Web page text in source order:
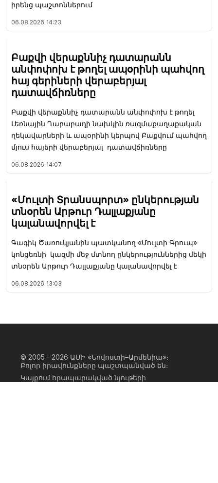
իրենց պաշտոններում
06.08.2026 14:23
Բաքվի վերաքննիչ դատարանն
անփոփոխ է թողել ապօրինի պահվող
հայ գերիների վերաբերյալ
դատավճիռները
Բաքվի վերաքննիչ դատարանն անփոփոխ է թողել
Լեռնային Ղարաբաղի նախկին ռազմաքաղաքական
ղեկավարների և ապօրինի կերպով Բաքվում պահվող
մյուս հայերի վերաբերյալ դատավճիռները
06.08.2026 14:07
«Մուլտի Տրանսպորտ» ընկերության
տնօրեն Արթուր Դալլաքյանը
կալանավորվել է
Գագիկ Ծառուկյանին պատկանող «Մուլտի Գրուպ»
կոնցեռնի կազմի մեջ մտնող ընկերություններից մեկի
տնօրեն Արթուր Դալլաքյանը կալանավորվել է
06.08.2026 13:03
© 2005 - 2026 ԱՄԻ «Նովոստի–Արմենիա»։
Բոլոր իրավունքները պաշտպանված են։
Կայքում հրապարակված նյութերի